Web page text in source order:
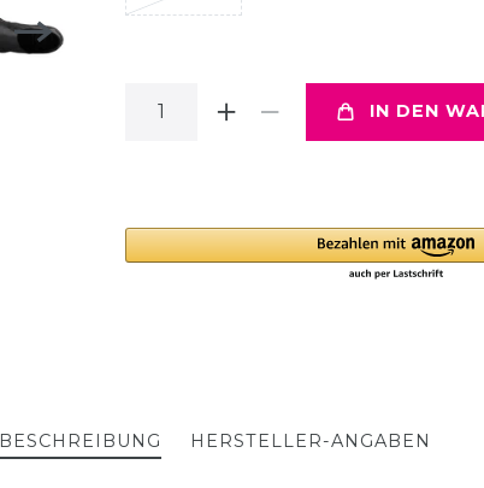
IN DEN
BESCHREIBUNG HERSTELLER-ANGABEN